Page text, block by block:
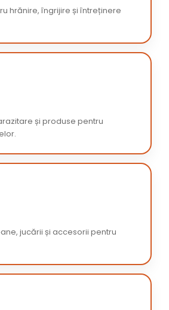
hrănire, îngrijire și întreținere
și produse pentru
jucării și accesorii pentru